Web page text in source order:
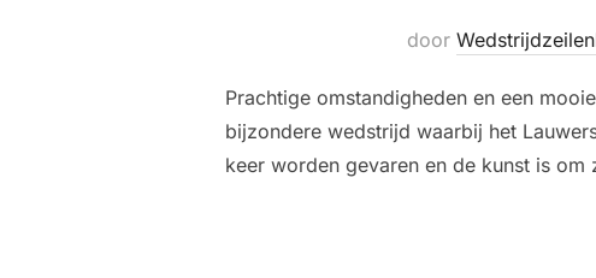
door
Prachtige omstandigheden en een
bijzondere wedstrijd waarbij het
keer worden gevaren en de kunst is